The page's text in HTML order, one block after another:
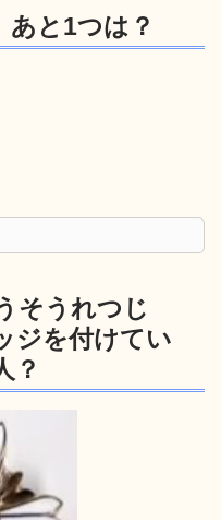
あと1つは？
そうれつじ
ジを付けてい
？